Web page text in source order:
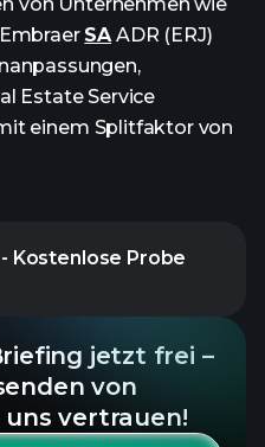
SAADR (ERJ)
Estate Service
einem Splitfaktor von
Kostenlose Probe
jetzt frei –
von
uns vertrauen!